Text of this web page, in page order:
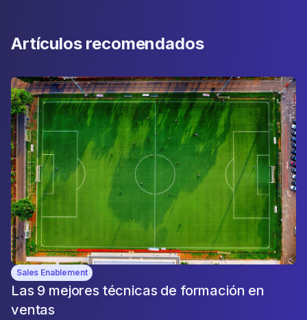
Artículos recomendados
Sales Enablement
Las 9 mejores técnicas de formación en
ventas